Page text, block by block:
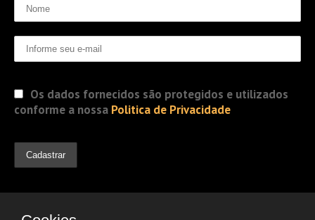
Os dados fornecidos são protegidos e utilizados
conforme a nossa Politica de Privacidade